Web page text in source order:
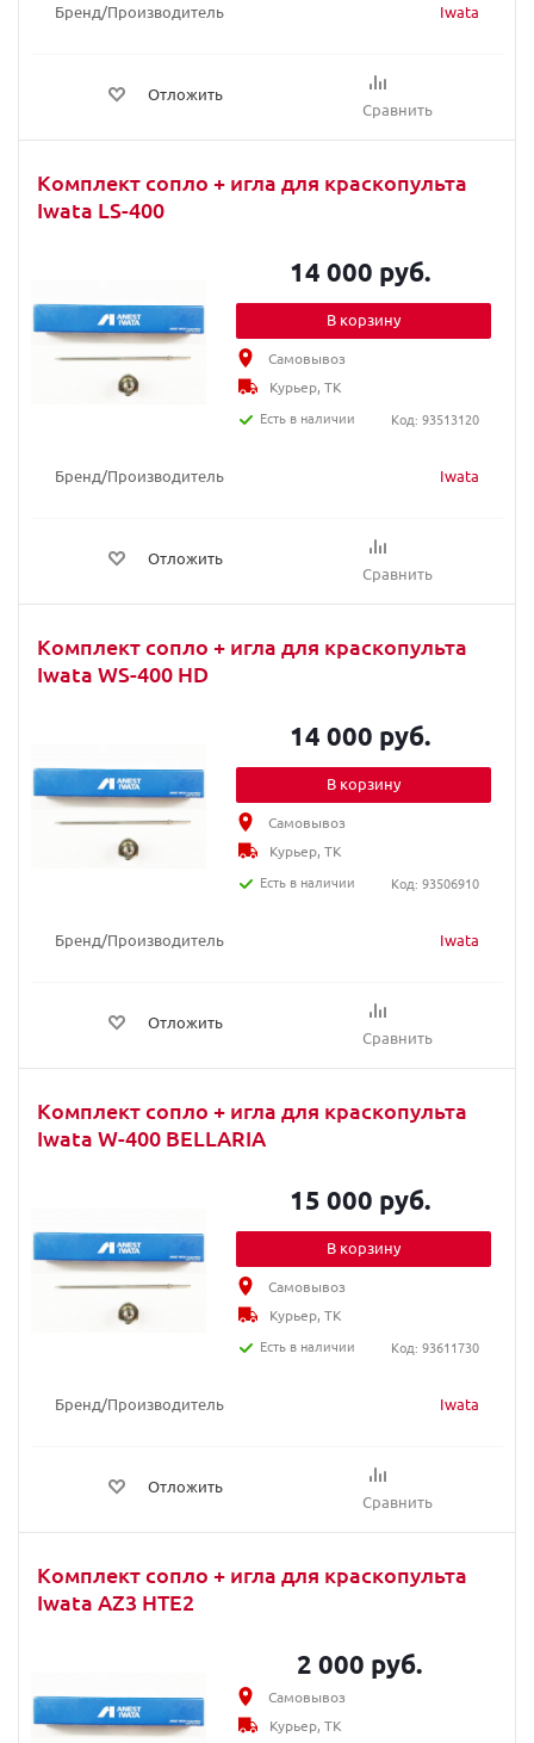
Бренд/Производитель Iwata
Отложить
Сравнить
Комплект сопло + игла для краскопультa
Iwata LS-400
Бренд/Производитель Iwata
Отложить
Сравнить
14 000 руб.
В корзину
Самовывоз
Курьер, ТК
Есть в наличии
Код: 93513120
Комплект сопло + игла для краскопульта
Iwata WS-400 HD
Бренд/Производитель Iwata
Отложить
Сравнить
14 000 руб.
В корзину
Самовывоз
Курьер, ТК
Есть в наличии
Код: 93506910
Комплект сопло + игла для краскопультa
Iwata W-400 BELLARIA
Бренд/Производитель Iwata
Отложить
Сравнить
15 000 руб.
В корзину
Самовывоз
Курьер, ТК
Есть в наличии
Код: 93611730
Комплект сопло + игла для краскопульта
Iwata AZ3 HTE2
2 000 руб.
Самовывоз
Курьер, ТК